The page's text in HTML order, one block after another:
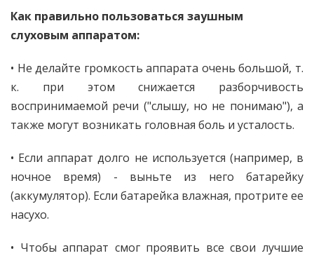
Как правильно пользоваться заушным
слуховым аппаратом:
• Не делайте громкость аппарата очень большой, т.
к. при этом снижается разборчивость
воспринимаемой речи ("слышу, но не понимаю"), а
также могут возникать головная боль и усталость.
• Если аппарат долго не используется (например, в
ночное время) - выньте из него батарейку
(аккумулятор). Если батарейка влажная, протрите ее
насухо.
• Чтобы аппарат смог проявить все свои лучшие